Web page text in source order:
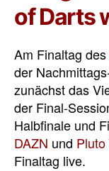
of Darts
Am Finaltag des
der
zunächst das
der Final-
Halbfinale und
DAZN und
Finaltag live.